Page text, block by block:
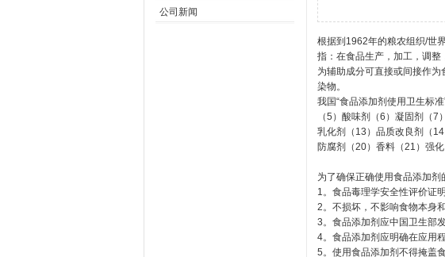
公司新闻
根据到1962年的粮农组织/世
指：在食品生产，加工，调
为辅助成分可直接或间接作
染物。
我国“食品添加剂使用卫生标
（5）酸味剂（6）凝固剂（
乳化剂（13）品质改良剂（
防腐剂（20）香料（21）强化
为了确保正确使用食品添加剂
1。食品毒理学安全性评价证
2。不损坏，不影响食物本身
3。食品添加剂应中国卫生部
4。食品添加剂应明确在应用
5。使用食品添加剂不得掩盖